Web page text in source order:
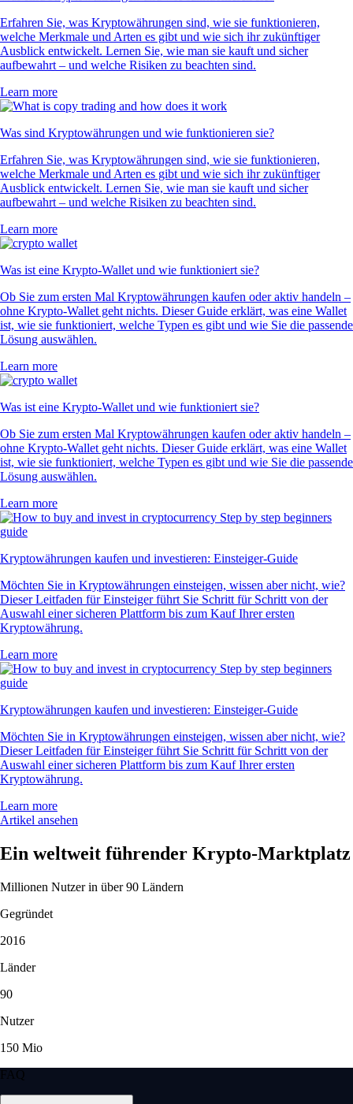
Erfahren Sie, was Kryptowährungen sind, wie sie funktionieren,
welche Merkmale und Arten es gibt und wie sich ihr zukünftiger
Ausblick entwickelt. Lernen Sie, wie man sie kauft und sicher
aufbewahrt – und welche Risiken zu beachten sind.
Learn more
Was sind Kryptowährungen und wie funktionieren sie?
Erfahren Sie, was Kryptowährungen sind, wie sie funktionieren,
welche Merkmale und Arten es gibt und wie sich ihr zukünftiger
Ausblick entwickelt. Lernen Sie, wie man sie kauft und sicher
aufbewahrt – und welche Risiken zu beachten sind.
Learn more
Was ist eine Krypto-Wallet und wie funktioniert sie?
Ob Sie zum ersten Mal Kryptowährungen kaufen oder aktiv handeln –
ohne Krypto-Wallet geht nichts. Dieser Guide erklärt, was eine Wallet
ist, wie sie funktioniert, welche Typen es gibt und wie Sie die passende
Lösung auswählen.
Learn more
Was ist eine Krypto-Wallet und wie funktioniert sie?
Ob Sie zum ersten Mal Kryptowährungen kaufen oder aktiv handeln –
ohne Krypto-Wallet geht nichts. Dieser Guide erklärt, was eine Wallet
ist, wie sie funktioniert, welche Typen es gibt und wie Sie die passende
Lösung auswählen.
Learn more
Kryptowährungen kaufen und investieren: Einsteiger-Guide
Möchten Sie in Kryptowährungen einsteigen, wissen aber nicht, wie?
Dieser Leitfaden für Einsteiger führt Sie Schritt für Schritt von der
Auswahl einer sicheren Plattform bis zum Kauf Ihrer ersten
Kryptowährung.
Learn more
Kryptowährungen kaufen und investieren: Einsteiger-Guide
Möchten Sie in Kryptowährungen einsteigen, wissen aber nicht, wie?
Dieser Leitfaden für Einsteiger führt Sie Schritt für Schritt von der
Auswahl einer sicheren Plattform bis zum Kauf Ihrer ersten
Kryptowährung.
Learn more
Artikel ansehen
Ein weltweit führender Krypto-Marktplatz
Millionen Nutzer in über 90 Ländern
Gegründet
2016
Länder
90
Nutzer
150 Mio
FAQ